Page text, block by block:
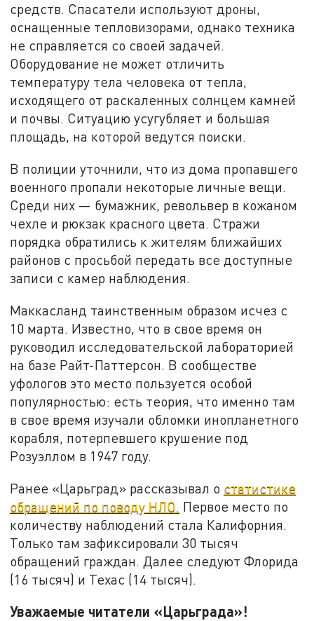
средств. Спасатели используют дроны,
оснащенные тепловизорами, однако техника
не справляется со своей задачей.
Оборудование не может отличить
температуру тела человека от тепла,
исходящего от раскаленных солнцем камней
и почвы. Ситуацию усугубляет и большая
площадь, на которой ведутся поиски.
В полиции уточнили, что из дома пропавшего
военного пропали некоторые личные вещи.
Среди них — бумажник, револьвер в кожаном
чехле и рюкзак красного цвета. Стражи
порядка обратились к жителям ближайших
районов с просьбой передать все доступные
записи с камер наблюдения.
Маккасланд таинственным образом исчез с
10 марта. Известно, что в свое время он
руководил исследовательской лабораторией
на базе Райт-Паттерсон. В сообществе
уфологов это место пользуется особой
популярностью: есть теория, что именно там
в свое время изучали обломки инопланетного
корабля, потерпевшего крушение под
Розуэллом в 1947 году.
Ранее «Царьград» рассказывал о статистике
обращений по поводу НЛО. Первое место по
количеству наблюдений стала Калифорния.
Только там зафиксировали 30 тысяч
обращений граждан. Далее следуют Флорида
(16 тысяч) и Техас (14 тысяч).
Уважаемые читатели «Царьграда»!